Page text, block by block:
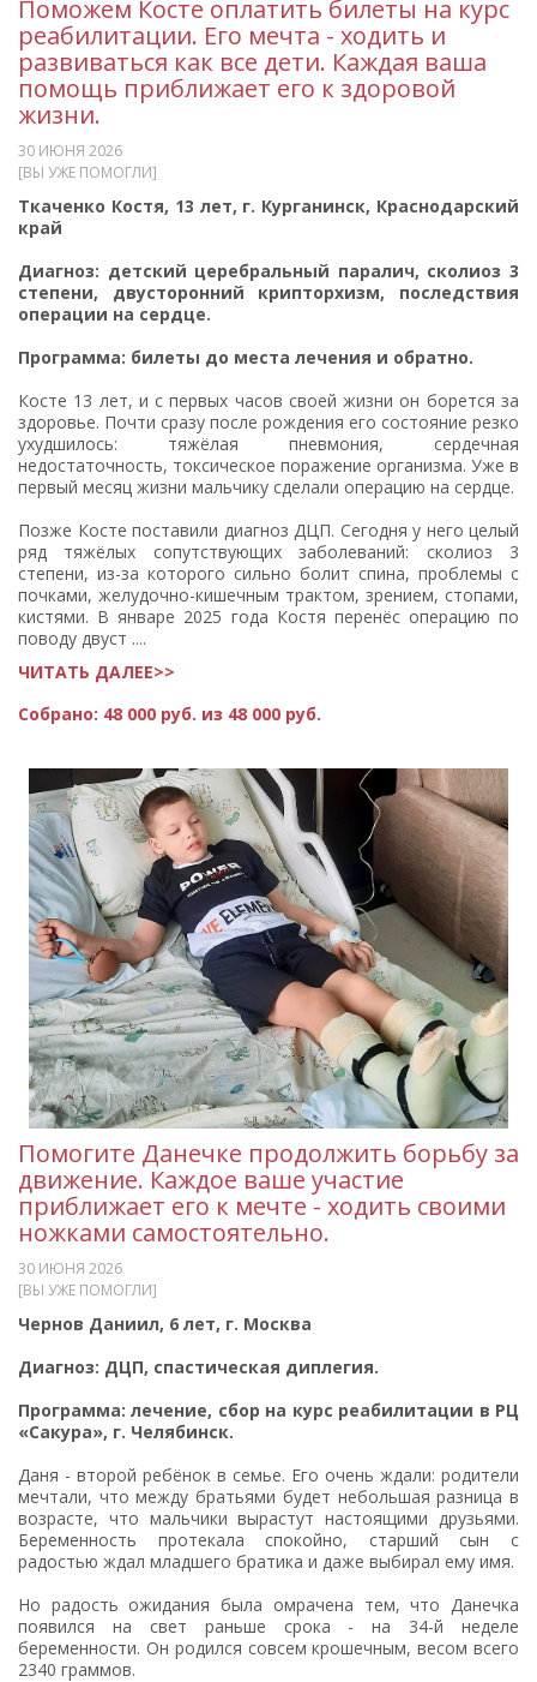
Поможем Косте оплатить билеты на курс
реабилитации. Его мечта - ходить и
развиваться как все дети. Каждая ваша
помощь приближает его к здоровой
жизни.
30 ИЮНЯ 2026
[ВЫ УЖЕ ПОМОГЛИ]
Ткаченко Костя, 13 лет, г. Курганинск, Краснодарский
край
Диагноз: детский церебральный паралич, сколиоз 3
степени, двусторонний крипторхизм, последствия
операции на сердце.
Программа: билеты до места лечения и обратно.
Косте 13 лет, и с первых часов своей жизни он борется за
здоровье. Почти сразу после рождения его состояние резко
ухудшилось: тяжёлая пневмония, сердечная
недостаточность, токсическое поражение организма. Уже в
первый месяц жизни мальчику сделали операцию на сердце.
Позже Косте поставили диагноз ДЦП. Сегодня у него целый
ряд тяжёлых сопутствующих заболеваний: сколиоз 3
степени, из-за которого сильно болит спина, проблемы с
почками, желудочно-кишечным трактом, зрением, стопами,
кистями. В январе 2025 года Костя перенёс операцию по
поводу двуст ....
ЧИТАТЬ ДАЛЕЕ>>
Собрано: 48 000 руб. из 48 000 руб.
Помогите Данечке продолжить борьбу за
движение. Каждое ваше участие
приближает его к мечте - ходить своими
ножками самостоятельно.
30 ИЮНЯ 2026
[ВЫ УЖЕ ПОМОГЛИ]
Чернов Даниил, 6 лет, г. Москва
Диагноз: ДЦП, спастическая диплегия.
Программа: лечение, сбор на курс реабилитации в РЦ
«Сакура», г. Челябинск.
Даня - второй ребёнок в семье. Его очень ждали: родители
мечтали, что между братьями будет небольшая разница в
возрасте, что мальчики вырастут настоящими друзьями.
Беременность протекала спокойно, старший сын с
радостью ждал младшего братика и даже выбирал ему имя.
Но радость ожидания была омрачена тем, что Данечка
появился на свет раньше срока - на 34-й неделе
беременности. Он родился совсем крошечным, весом всего
2340 граммов.